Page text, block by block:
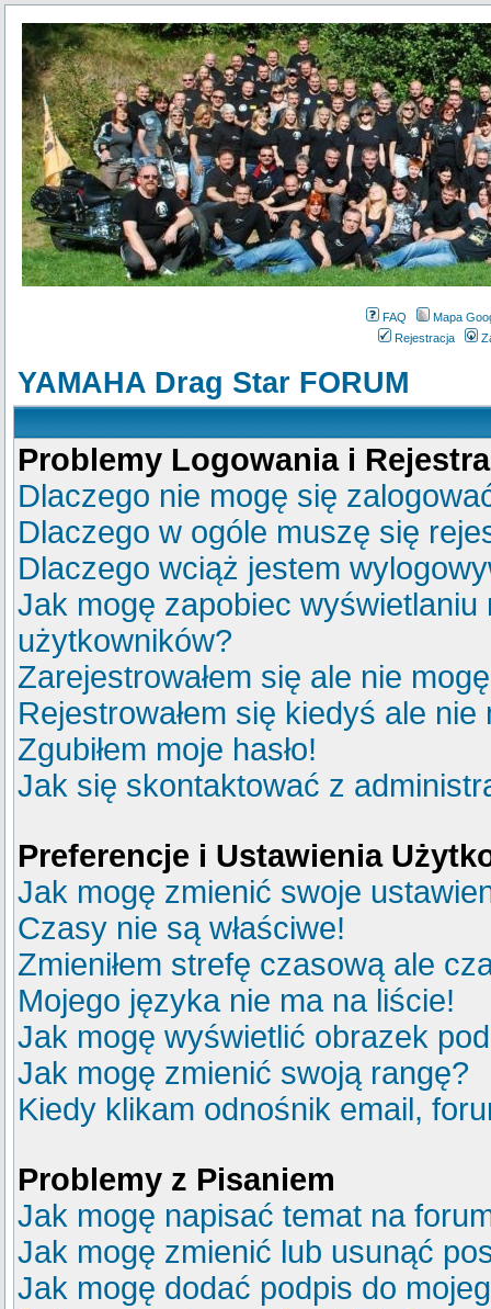
FAQ
Mapa
Rejestracja
YAMAHA Drag Star FORUM
Problemy Logowania i
Dlaczego nie mogę się
Dlaczego w ogóle muszę się
Dlaczego wciąż jestem
Jak mogę zapobiec
użytkowników?
Zarejestrowałem się ale nie
Rejestrowałem się kiedyś ale
Zgubiłem moje hasło!
Jak się skontaktować z
Preferencje i Ustawienia
Jak mogę zmienić swoje
Czasy nie są właściwe!
Zmieniłem strefę czasową ale
Mojego języka nie ma na liście!
Jak mogę wyświetlić obrazek
Jak mogę zmienić swoją rangę?
Kiedy klikam odnośnik email,
Problemy z Pisaniem
Jak mogę napisać temat na
Jak mogę zmienić lub usunąć
Jak mogę dodać podpis do